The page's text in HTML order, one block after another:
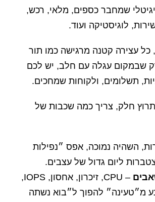
שמחבר כספים, מלאי, רכש,
לוגיסטיקה ועוד.
כל עצירה קטנה מרגישה כמו תור
שבמקום עגלה עם חלב, יש לכם
תשלומים, ולקוחות שמחכים.
חלק, צריך כמה שכבות של
השהיה נמוכה, אפס ״נפילות
ליום גדול של עצבים.
– CPU, זיכרון, אחסון, IOPS,
מ״טעינה״ להפוך ל״בוא נשתה